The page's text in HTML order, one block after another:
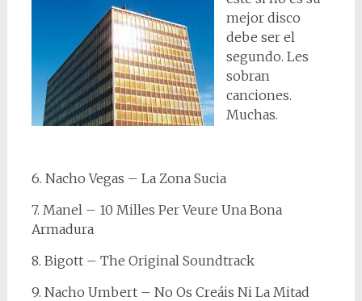
mejor disco
debe ser el
segundo. Les
sobran
canciones.
Muchas.
6. Nacho Vegas – La Zona Sucia
7. Manel – 10 Milles Per Veure Una Bona
Armadura
8. Bigott – The Original Soundtrack
9. Nacho Umbert – No Os Creáis Ni La Mitad